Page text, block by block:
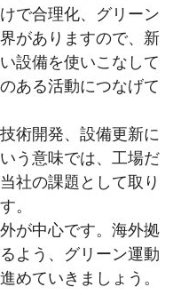
で合理化、グリーン
がありますので、新
設備を使いこなして
ある活動につなげて
術開発、設備更新に
う意味では、工場だ
社の課題として取り
。
が中心です。海外拠
よう、グリーン運動
めていきましょう。